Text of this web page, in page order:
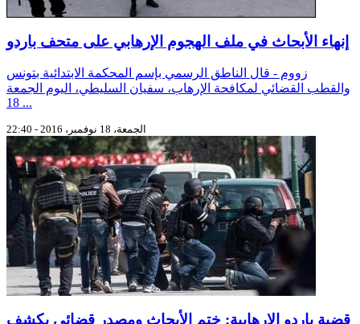
إنهاء الأبحاث في ملف الهجوم الإرهابي على متحف باردو
زووم - قال الناطق الرسمي بإسم المحكمة الابتدائية بتونس
والقطب القضائي لمكافحة الإرهاب، سفيان السليطي، اليوم الجمعة
18 ...
الجمعة، 18 نوفمبر، 2016 - 22:40
قضية باردو الارهابية: ختم الأبحاث ومصدر قضائي يكشف